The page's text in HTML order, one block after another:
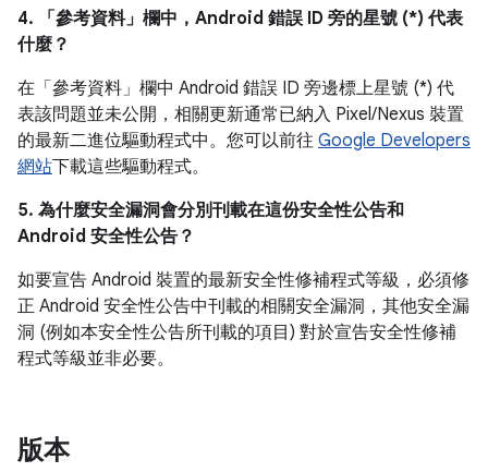
4. 「參考資料」 欄中，Android 錯誤 ID 旁的星號 (*) 代表
什麼？
在「參考資料」 欄中 Android 錯誤 ID 旁邊標上星號 (*) 代
表該問題並未公開，相關更新通常已納入 Pixel/Nexus 裝置
的最新二進位驅動程式中。您可以前往 Google Developers
網站下載這些驅動程式。
5. 為什麼安全漏洞會分別刊載在這份安全性公告和
Android 安全性公告？
如要宣告 Android 裝置的最新安全性修補程式等級，必須修
正 Android 安全性公告中刊載的相關安全漏洞，其他安全漏
洞 (例如本安全性公告所刊載的項目) 對於宣告安全性修補
程式等級並非必要。
版本